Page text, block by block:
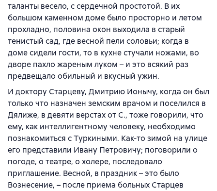
таланты весело, с сердечной простотой. В их
большом каменном доме было просторно и летом
прохладно, половина окон выходила в старый
тенистый сад, где весной пели соловьи; когда в
доме сидели гости, то в кухне стучали ножами, во
дворе пахло жареным луком – и это всякий раз
предвещало обильный и вкусный ужин.
И доктору Старцеву, Дмитрию Ионычу, когда он был
только что назначен земским врачом и поселился в
Дялиже, в девяти верстах от С., тоже говорили, что
ему, как интеллигентному человеку, необходимо
познакомиться с Туркиными. Как-то зимой на улице
его представили Ивану Петровичу; поговорили о
погоде, о театре, о холере, последовало
приглашение. Весной, в праздник – это было
Вознесение, – после приема больных Старцев